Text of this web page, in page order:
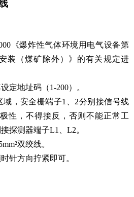
《爆炸性气体环境用电气设备第
装（煤矿除外）》的有关规定进
定地址码（1-200）。
，安全栅端子1、2分别接信号线
性，不得接反，否则不能正常工
探测器端子L1、L2。
双绞线。
针方向拧紧即可。